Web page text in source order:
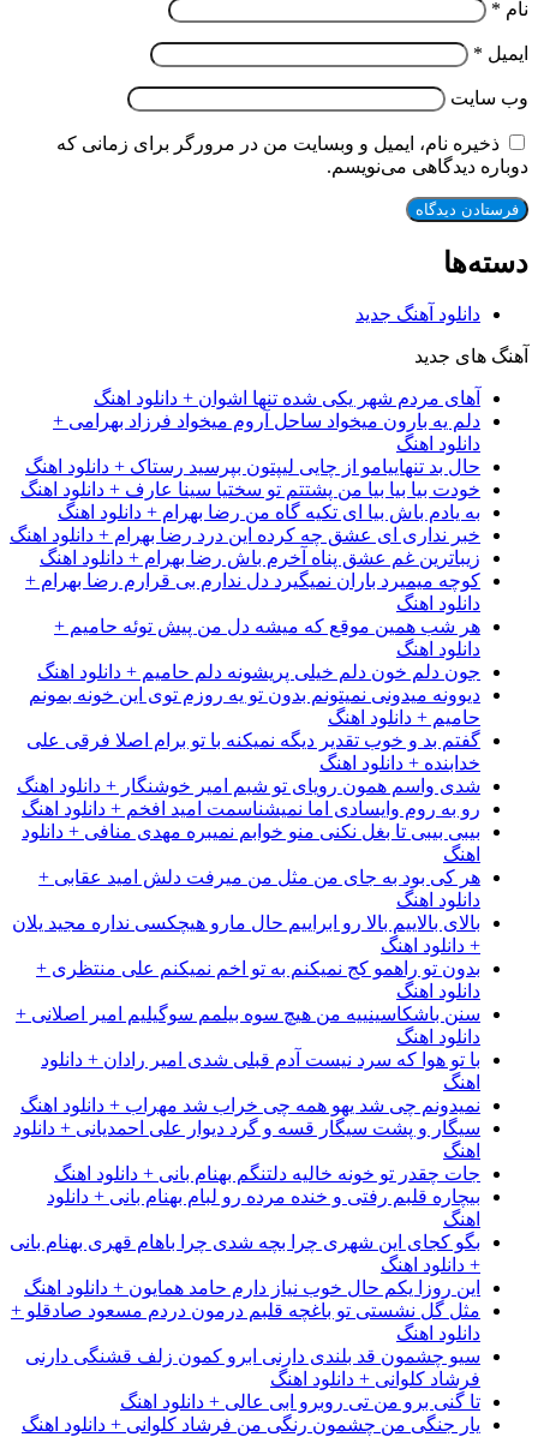
نام *
ایمیل *
وب‌ سایت
ذخیره نام، ایمیل و وبسایت من در مرورگر برای زمانی که
دوباره دیدگاهی می‌نویسم.
دسته‌ها
دانلود آهنگ جدید
آهنگ های جدید
آهای مردم شهر یکی شده تنها اشوان + دانلود اهنگ
دلم یه بارون میخواد ساحل آروم میخواد فرزاد بهرامی +
دانلود اهنگ
حال بد تنهاییامو از چایی لیپتون بپرسید رستاک + دانلود اهنگ
خودت بیا بیا بیا من پشتتم تو سختیا سینا عارف + دانلود اهنگ
به یادم باش بیا ای تکیه گاه من رضا بهرام + دانلود اهنگ
خبر نداری ای عشق چه کرده این درد رضا بهرام + دانلود اهنگ
زیباترین غم عشق پناه آخرم باش رضا بهرام + دانلود اهنگ
کوچه میمیرد باران نمیگیرد دل ندارم بی قرارم رضا بهرام +
دانلود اهنگ
هر شب همین موقع که میشه دل من پیش توئه حامیم +
دانلود اهنگ
جون دلم خون دلم خیلی پریشونه دلم حامیم + دانلود اهنگ
دیوونه میدونی نمیتونم بدون تو یه روزم توی این خونه بمونم
حامیم + دانلود اهنگ
گفتم بد و خوب تقدیر دیگه نمیکنه با تو برام اصلا فرقی علی
خدابنده + دانلود اهنگ
شدی واسم همون رویای تو شبم امیر خوشنگار + دانلود اهنگ
رو به روم وایسادی اما نمیشناسمت امید افخم + دانلود اهنگ
بیبی بیبی تا بغل نکنی منو خوابم نمیبره مهدی منافی + دانلود
اهنگ
هر کی بود به جای من مثل من میرفت دلش امید عقابی +
دانلود اهنگ
بالای بالاییم بالا رو ابراییم حال مارو هیچکسی نداره مجید یلان
+ دانلود اهنگ
بدون تو راهمو کج نمیکنم به تو اخم نمیکنم علی منتظری +
دانلود اهنگ
سنن باشکاسینییه من هیچ سوه بیلمم سوگیلیم امیر اصلانی +
دانلود اهنگ
با تو هوا که سرد نیست آدم قبلی شدی امیر رادان + دانلود
اهنگ
نمیدونم چی شد یهو همه چی خراب شد مهراب + دانلود اهنگ
سیگار و پشت سیگار قسه و گرد دیوار علی احمدیانی + دانلود
اهنگ
جات چقدر تو خونه خالیه دلتنگم بهنام بانی + دانلود اهنگ
بیچاره قلبم رفتی و خنده مرده رو لبام بهنام بانی + دانلود
اهنگ
بگو کجای این شهری چرا بچه شدی چرا باهام قهری بهنام بانی
+ دانلود اهنگ
این روزا یکم حال خوب نیاز دارم حامد همایون + دانلود اهنگ
مثل گل نشستی تو باغچه قلبم درمون دردم مسعود صادقلو +
دانلود اهنگ
سیو چشمون قد بلندی دارنی ابرو کمون زلف قشنگی دارنی
فرشاد کلوانی + دانلود اهنگ
تا گنی برو من تی روبرو ابی عالی + دانلود اهنگ
یار جنگی من چشمون رنگی من فرشاد کلوانی + دانلود اهنگ